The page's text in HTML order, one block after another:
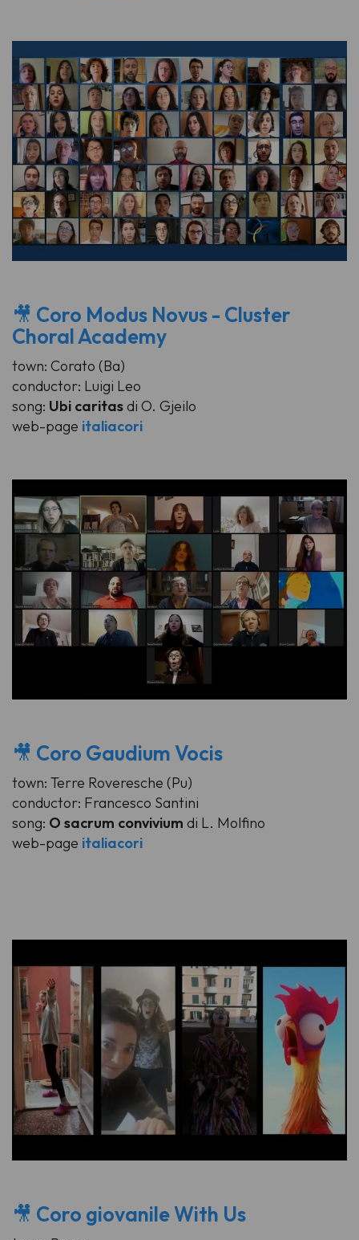
🎥 Coro Modus Novus - Cluster
Choral Academy
town: Corato (Ba)
conductor: Luigi Leo
song: Ubi caritasdi O. Gjeilo
web-page italiacori
🎥 Coro Gaudium Vocis
town: Terre Roveresche (Pu)
conductor: Francesco Santini
song: O sacrum convivium di L. Molfino
web-page italiacori
🎥 Coro giovanile With Us